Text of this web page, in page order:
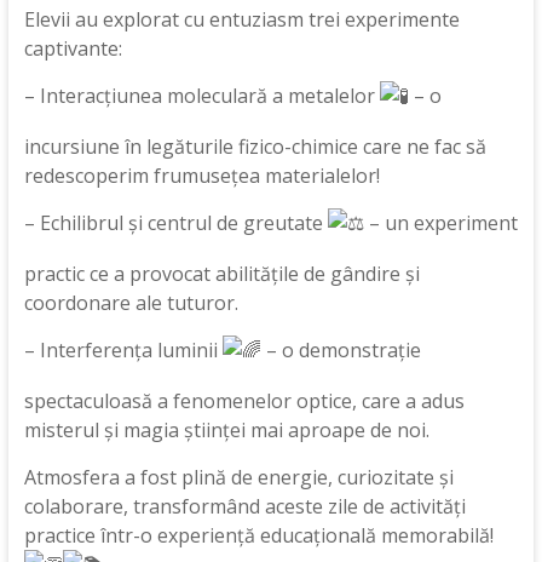
Elevii au explorat cu entuziasm trei experimente
captivante:
– Interacțiunea moleculară a metalelor
– o
incursiune în legăturile fizico-chimice care ne fac să
redescoperim frumusețea materialelor!
– Echilibrul și centrul de greutate
– un experiment
practic ce a provocat abilitățile de gândire și
coordonare ale tuturor.
– Interferența luminii
– o demonstrație
spectaculoasă a fenomenelor optice, care a adus
misterul și magia științei mai aproape de noi.
Atmosfera a fost plină de energie, curiozitate și
colaborare, transformând aceste zile de activități
practice într-o experiență educațională memorabilă!